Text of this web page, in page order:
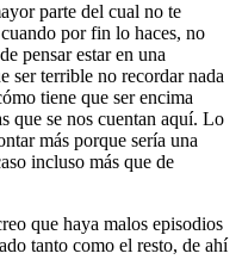
parte del cual no te
por fin lo haces, no
pensar estar en una
ser terrible no recordar nada
tiene que ser encima
que se nos cuentan aquí. Lo
más porque sería una
incluso más que de
que haya malos episodios
tanto como el resto, de ahí